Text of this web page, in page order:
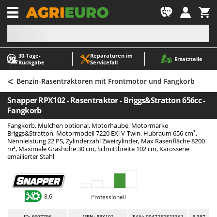
30‑Tage-
Rückgabe
Reparaturen im
Servicefall
Ersatzteile
-1
A
Abbeermaschinen - Traubenmühlen
Abfüllgeräte
Akku Gartenscheren
Akku Gras- und Strauchscheren
Akku-Stichsägen
Allzwecktransporter - Motorschubkarren
Alu-Teleskopleitern
Arbeitsschutzkleidung
Aschesauger
A
ABAC
AgriEuro Premium
AgriEuro TOP-LINE
AGT
Aima
Airmec
AL-KO
Alce
Alpina
< Benzin-Rasentraktoren mit Frontmotor und Fangkorb
Snapper RPX102 - Rasentraktor - Briggs&Stratton 656cc -
Fangkorb
Fangkorb, Mulchen optional, Motorhaube, Motormarke
Briggs&Stratton, Motormodell 7220 EXi V-Twin, Hubraum 656 cm³,
Nennleistung 22 PS, Zylinderzahl Zweizylinder, Max Rasenfläche 8200
m², Maximale Grashöhe 30 cm, Schnittbreite 102 cm, Karosserie
emailierter Stahl
8,6 Professionell